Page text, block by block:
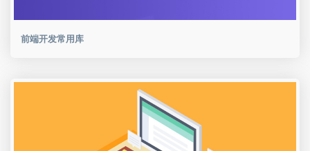
前端开发常用库